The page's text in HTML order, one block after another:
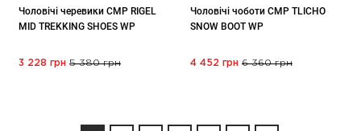
Чоловічі черевики CMP RIGEL
MID TREKKING SHOES WP
3 228 грн 5 380 грн
Чоловічі чоботи CMP TLICHO
SNOW BOOT WP
4 452 грн 6 360 грн